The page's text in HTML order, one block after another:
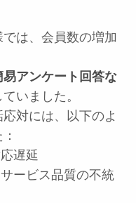
は、会員数の増加
アンケート回答な
ていました。
対には、以下のよ
遅延
ービス品質の不統